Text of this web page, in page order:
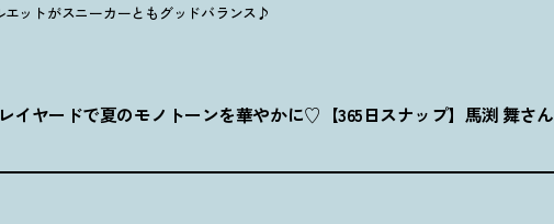
ットがスニーカーともグッドバランス♪
イヤードで夏のモノトーンを華やかに♡【365日スナップ】馬渕 舞さん